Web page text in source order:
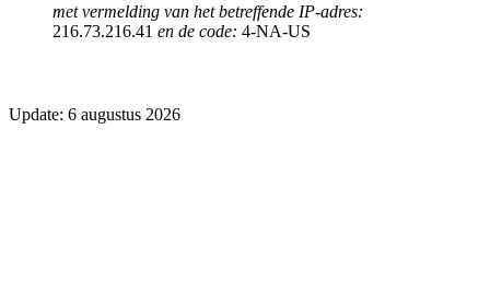
met vermelding van het betreffende IP-adres:
216.73.216.41 en de code: 4-NA-US
Update: 6 augustus 2026